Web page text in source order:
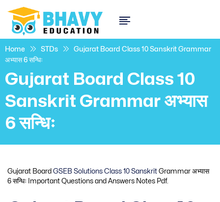
Home STDs
Gujarat Board Class 10 Sanskrit Grammar
अभ्यास 6 सन्धिः
Gujarat Board Class 10
Sanskrit Grammar अभ्यास
6 सन्धिः
Gujarat Board GSEB Solutions Class 10 Sanskrit Grammar अभ्यास
6 सन्धिः Important Questions and Answers Notes Pdf.